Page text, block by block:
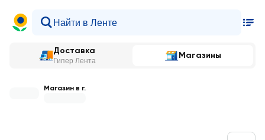
Доставка
Гипер Лента
Магазины
Магазин в г.